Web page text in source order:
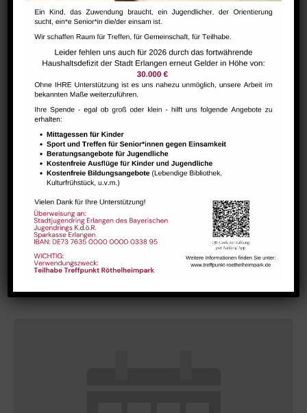
GESTALT – Bewegung für Körper, Geist und Seele älterer
Menschen